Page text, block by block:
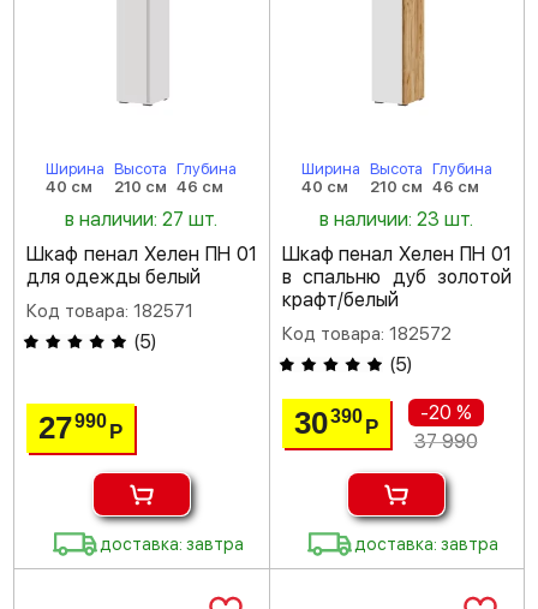
Ширина
40 см
Высота
210 см
Глубина
46 см
в наличии: 27 шт.
Шкаф пенал Хелен ПН 01
для одежды белый
Код товара: 182571
(5)
27990Р
доставка: завтра
Ширина
40 см
Высота
210 см
Глубина
46 см
в наличии: 23 шт.
Шкаф пенал Хелен ПН 01
в спальню дуб золотой
крафт/белый
Код товара: 182572
(5)
30390 Р
-20 %
37 990
доставка: завтра